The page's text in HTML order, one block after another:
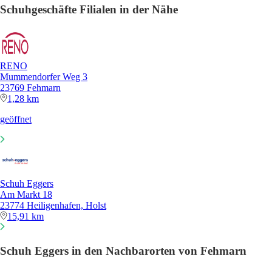
Schuhgeschäfte Filialen in der Nähe
RENO
Mummendorfer Weg 3
23769 Fehmarn
1,28 km
geöffnet
Schuh Eggers
Am Markt 18
23774 Heiligenhafen, Holst
15,91 km
Schuh Eggers in den Nachbarorten von Fehmarn